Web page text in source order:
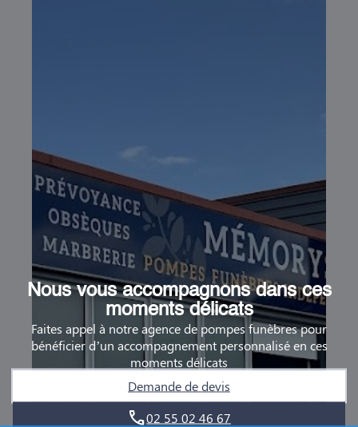
Nous vous accompagnons dans ces
moments délicats
Faites appel à notre agence de pompes funèbres pour
bénéficier d’un accompagnement personnalisé en ces
moments délicats
Demande de devis
02 55 02 46 67